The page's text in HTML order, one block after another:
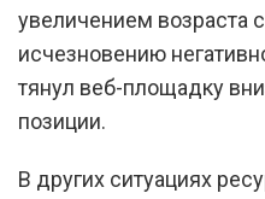
увеличением возраста
исчезновению
тянул веб-площадку
позиции.
В других ситуациях